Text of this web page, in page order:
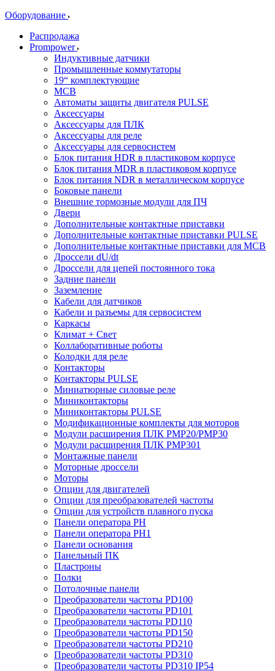
Оборудование
Распродажа
Prompower
Индуктивные датчики
Промышленные коммутаторы
19“ комплектующие
MCB
Автоматы защиты двигателя PULSE
Аксессуары
Аксессуары для ПЛК
Аксессуары для реле
Аксессуары для сервосистем
Блок питания HDR в пластиковом корпусе
Блок питания MDR в пластиковом корпусе
Блок питания NDR в металлическом корпусе
Боковые панели
Внешние тормозные модули для ПЧ
Двери
Дополнительные контактные приставки
Дополнительные контактные приставки PULSE
Дополнительные контактные приставки для MCB
Дроссели dU/dt
Дроссели для цепей постоянного тока
Задние панели
Заземление
Кабели для датчиков
Кабели и разъемы для сервосистем
Каркасы
Климат + Свет
Коллаборативные роботы
Колодки для реле
Контакторы
Контакторы PULSE
Миниатюрные силовые реле
Миниконтакторы
Миниконтакторы PULSE
Модификационные комплекты для моторов
Модули расширения ПЛК PMP20/PMP30
Модули расширения ПЛК PMP301
Монтажные панели
Моторные дроссели
Моторы
Опции для двигателей
Опции для преобразователей частоты
Опции для устройств плавного пуска
Панели оператора PH
Панели оператора PH1
Панели основания
Панельный ПК
Пластроны
Полки
Потолочные панели
Преобразователи частоты PD100
Преобразователи частоты PD101
Преобразователи частоты PD110
Преобразователи частоты PD150
Преобразователи частоты PD210
Преобразователи частоты PD310
Преобразователи частоты PD310 IP54